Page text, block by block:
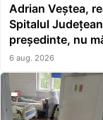
Adrian Veștea,
Spitalul
președinte, nu
asta a făcut
6 aug. 2026